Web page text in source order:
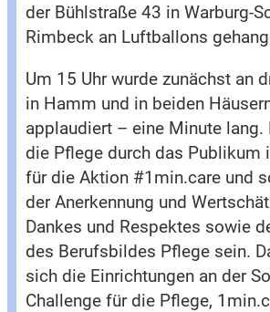
der Bühlstraße 43 in Warburg-
Rimbeck an Luftballons
Um 15 Uhr wurde zunächst an
in Hamm und in beiden
applaudiert – eine Minute lang.
die Pflege durch das Publikum
für die Aktion #1min.care und
der Anerkennung und
Dankes und Respektes sowie
des Berufsbildes Pflege sein.
sich die Einrichtungen an der
Challenge für die Pflege,